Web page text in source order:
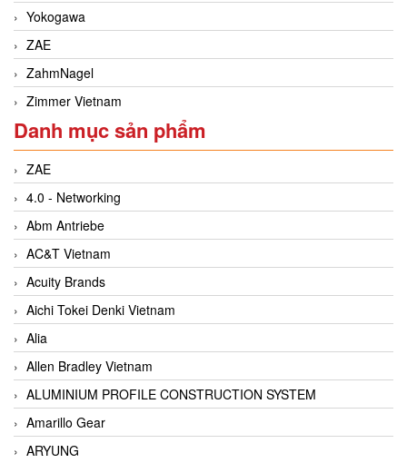
Yokogawa
ZAE
ZahmNagel
Zimmer Vietnam
Danh mục sản phẩm
ZAE
4.0 - Networking
Abm Antriebe
AC&T Vietnam
Acuity Brands
Aichi Tokei Denki Vietnam
Alia
Allen Bradley Vietnam
ALUMINIUM PROFILE CONSTRUCTION SYSTEM
Amarillo Gear
ARYUNG